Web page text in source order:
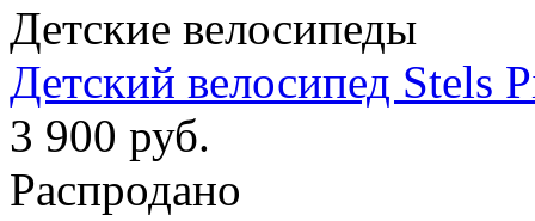
Детские велосипеды
Детский велосипед Stels
3 900 руб.
Распродано